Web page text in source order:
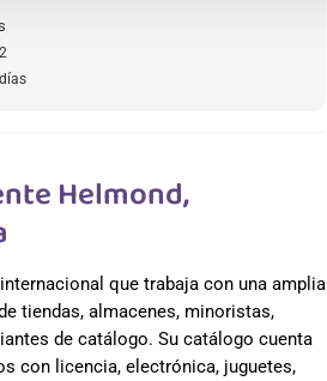
Helmond,
que trabaja con una amplia
tiendas, almacenes, minoristas,
de catálogo. Su catálogo cuenta
con licencia, electrónica, juguetes,